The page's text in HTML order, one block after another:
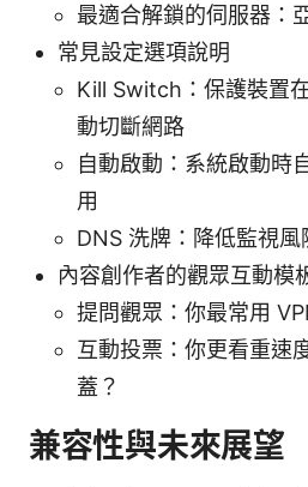
最適合解鎖的伺服器：
常見設定選項說明
Kill Switch：保護裝置
動切斷網路
自動啟動：系統啟動時
用
DNS 洗牌：降低監視風
內容創作者的觀眾互動模
提問觀眾：你最常用
互動投票：你更看重速
蓋？
兼容性與未來展望